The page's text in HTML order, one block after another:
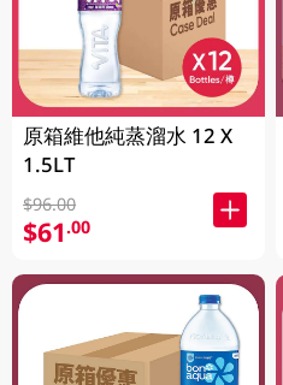
原箱維他純蒸溜水 12 X
1.5LT
$96.00
$61.00